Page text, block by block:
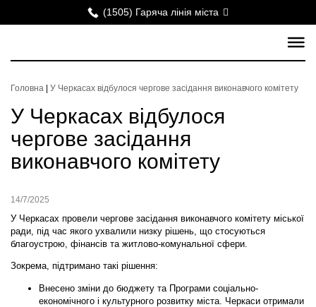
(1505) Гаряча лінія міста
Головна У Черкасах відбулося чергове засідання виконавчого комітету
У Черкасах відбулося
чергове засідання
виконавчого комітету
14/7/2025
У Черкасах провели чергове засідання виконавчого комітету міської
ради, під час якого ухвалили низку рішень, що стосуються
благоустрою, фінансів та житлово-комунальної сфери.
Зокрема, підтримано такі рішення:
Внесено зміни до бюджету та Програми соціально-
економічного і культурного розвитку міста. Черкаси отримали